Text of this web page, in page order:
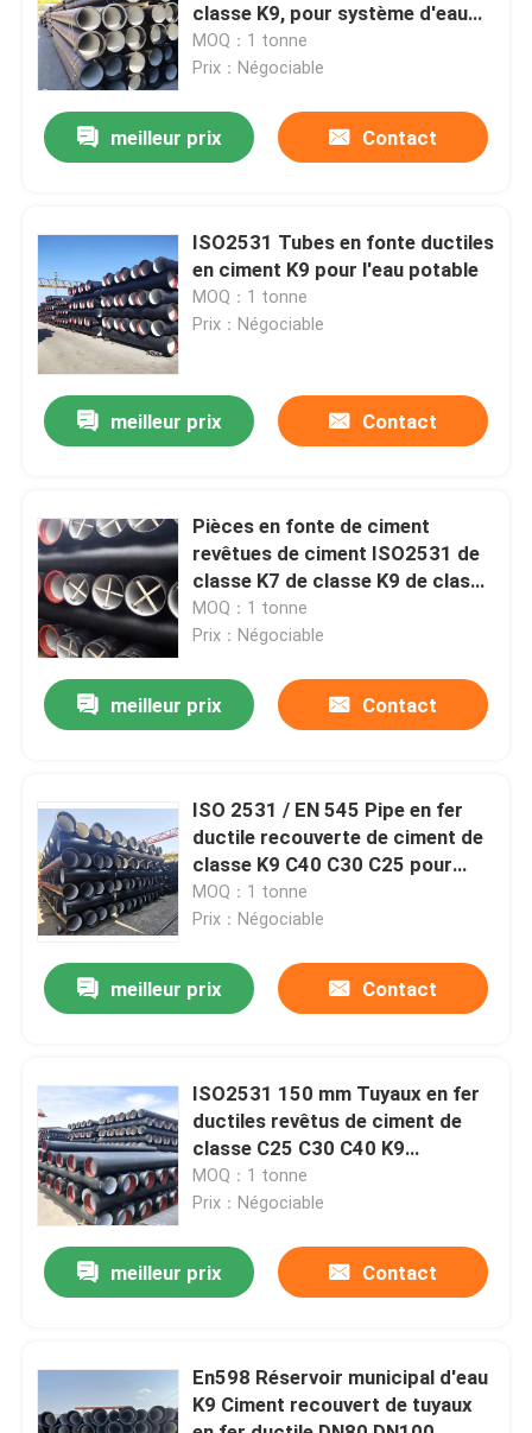
Produits
Vidéos
Au sujet de nous
Contrôle de qualité
Contactez-nous
Nouvelles
tuyau sans couture de solides solubles
classe K9, pour système d'eau
industrielle
MOQ：1 tonne
Prix：Négociable
meilleur prix Contact
ISO2531 Tubes en fonte ductiles
en ciment K9 pour l'eau potable
MOQ：1 tonne
Prix：Négociable
meilleur prix Contact
Pièces en fonte de ciment
revêtues de ciment ISO2531 de
classe K7 de classe K9 de classe
K7 DN 150Mm DI 300MM
MOQ：1 tonne
Prix：Négociable
meilleur prix Contact
ISO 2531 / EN 545 Pipe en fer
ductile recouverte de ciment de
classe K9 C40 C30 C25 pour
l'eau potable
MOQ：1 tonne
Prix：Négociable
meilleur prix Contact
ISO2531 150 mm Tuyaux en fer
ductiles revêtus de ciment de
classe C25 C30 C40 K9
DN80mm-DN2000mm
MOQ：1 tonne
Prix：Négociable
meilleur prix Contact
En598 Réservoir municipal d'eau
K9 Ciment recouvert de tuyaux